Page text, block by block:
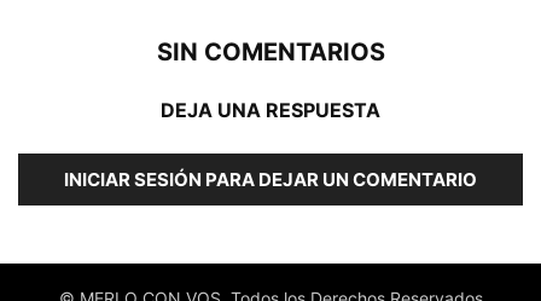
SIN COMENTARIOS
DEJA UNA RESPUESTA
INICIAR SESIÓN PARA DEJAR UN COMENTARIO